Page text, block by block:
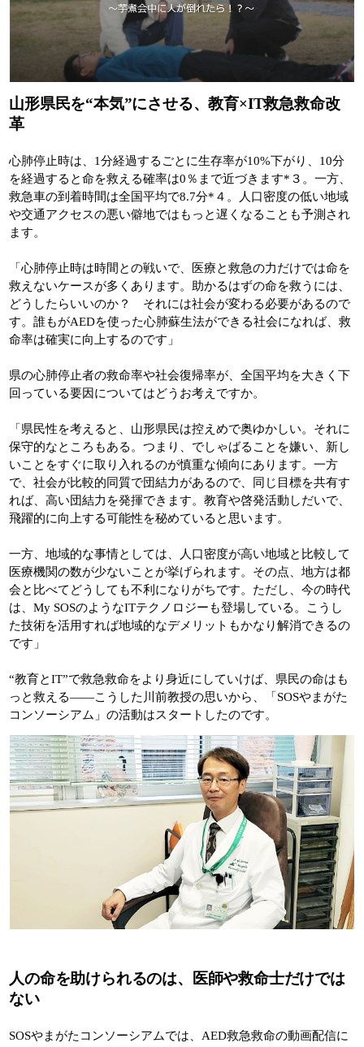
山形県民を“本気”にさせる、教育×IT救急救命改
革
心肺停止時は、1分経過するごとに生存率が10%下がり、10分
を経過すると命を救える確率は0％まで近づきます*３。一方、
救急車の到着時間は全国平均で8.7分*４。人口密度の低い地域
や交通アクセスの悪い僻地ではもっと遅くなることも予測され
ます。
「心肺停止時は時間との戦いで、医療と救急の力だけでは命を
救えないケースが多くあります。助かるはずの命を救うには、
どうしたらいいのか？ それには社会が変わる必要があるので
す。誰もがAEDを使った心肺蘇生法ができる社会になれば、救
命率は確実に向上するのです」
県の心肺停止者の救命率や社会復帰率が、全国平均を大きく下
回っている要因についてはどうお考えですか。
「県民性を考えると、山形県民は控えめで奥ゆかしい。それに
保守的なところもある。つまり、でしゃばることを嫌い、新し
いことをすぐに取り入れるのが慎重な傾向にあります。一方
で、社会が比較的同質で団結力があるので、同じ目標を共有す
れば、高い団結力を発揮できます。教育や啓発活動しだいで、
飛躍的に向上する可能性を秘めていると思います。
一方、地域的な事情としては、人口密度が高い地域と比較して
医療機関の数が少ないことが挙げられます。その点、地方は都
会と比べてどうしても不利になりがちです。ただし、今の時代
は、My SOSのようなITテクノロジーも登場している。こうし
た技術を活用すれば地域的なデメリットもかなり解消できるの
です」
“教育とIT”で救急救命をより身近にしていけば、県民の命はも
っと救える――こうした川前教授の思いから、「SOSやまがた
コンソーシアム」の活動はスタートしたのです。
人の命を助けられるのは、医師や救命士だけでは
ない
SOSやまがたコンソーシアムでは、AED救急救命の動画配信に